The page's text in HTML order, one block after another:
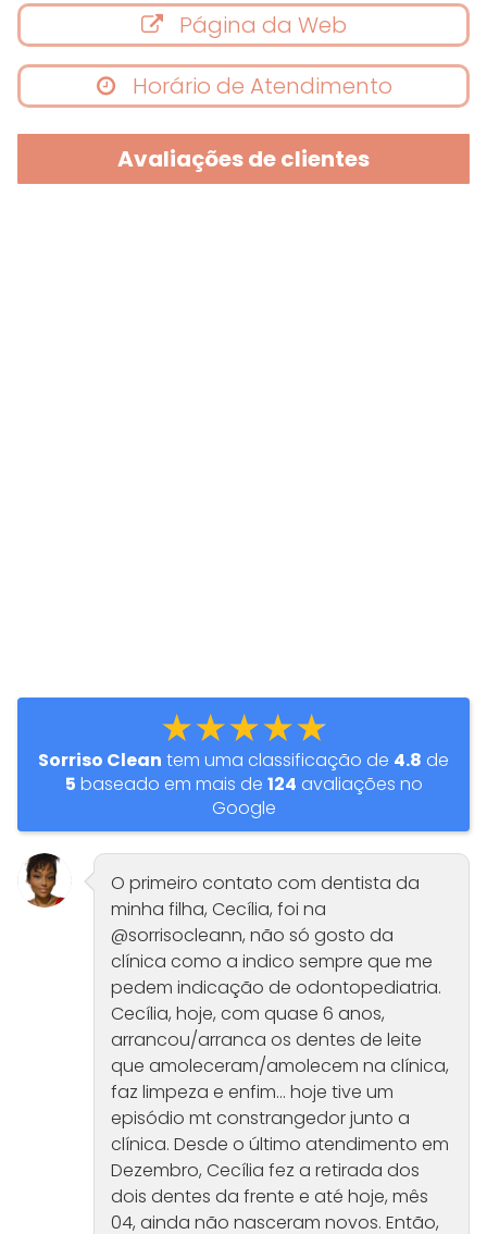
Página da Web
Horário de Atendimento
Avaliações de clientes
★★★★★
Sorriso Clean tem uma classificação de 4.8 de
5 baseado em mais de 124 avaliações no
Google
O primeiro contato com dentista da
minha filha, Cecília, foi na
@sorrisocleann, não só gosto da
clínica como a indico sempre que me
pedem indicação de odontopediatria.
Cecília, hoje, com quase 6 anos,
arrancou/arranca os dentes de leite
que amoleceram/amolecem na clínica,
faz limpeza e enfim… hoje tive um
episódio mt constrangedor junto a
clínica. Desde o último atendimento em
Dezembro, Cecília fez a retirada dos
dois dentes da frente e até hoje, mês
04, ainda não nasceram novos. Então,